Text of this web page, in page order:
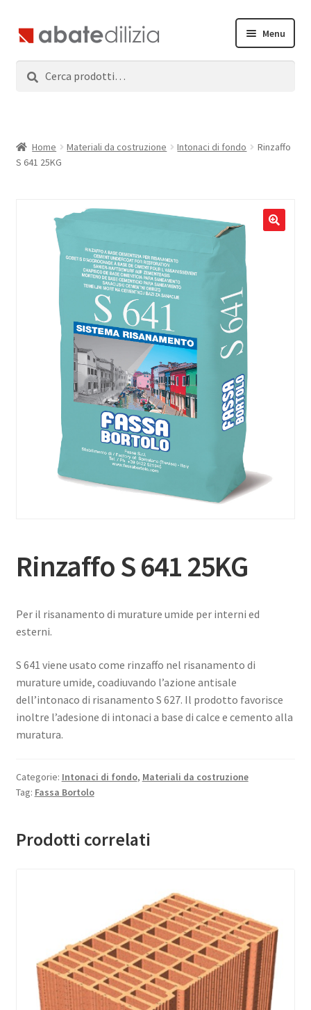
Vai
alla
navigazione
Vai
al
contenuto
Menu
child
Servizi
Contatti
Accedi
Registrati
Home Materiali da costruzione Intonaci di fondo
Rinzaffo
S 641 25KG
Rinzaffo S 641 25KG
Per il risanamento di murature umide per interni ed
esterni.
S 641 viene usato come rinzaffo nel risanamento di
murature umide, coadiuvando l’azione antisale
dell’intonaco di risanamento S 627. Il prodotto favorisce
inoltre l’adesione di intonaci a base di calce e cemento alla
muratura.
Categorie: Intonaci di fondo, Materiali da costruzione
Tag: Fassa Bortolo
Prodotti correlati